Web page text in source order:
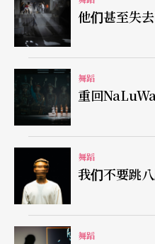
卓庭竹的作品《天使在
忽中寻找著、呼唤著，
使。编舞者以梦境式的
在，却仍欲寻找出天使
营造少女不知愁、梦幻
技巧性推举动作与硬木
地。
布拉瑞扬的作品《出游
他们甚至失
舞蹈
重回
舞蹈
我们不要跳
舞蹈